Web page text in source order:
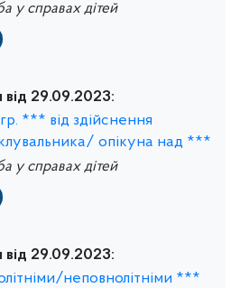
у справах дітей
від 29.09.2023:
*** від здійснення
опікуна над ***
у справах дітей
від 29.09.2023:
неповнолітніми ***